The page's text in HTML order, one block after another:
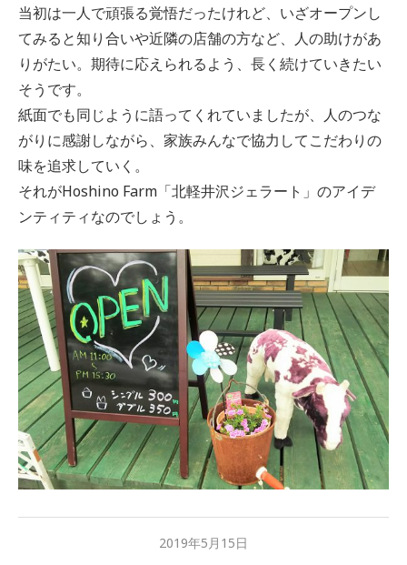
当初は一人で頑張る覚悟だったけれど、いざオープンし
てみると知り合いや近隣の店舗の方など、人の助けがあ
りがたい。期待に応えられるよう、長く続けていきたい
そうです。
紙面でも同じように語ってくれていましたが、人のつな
がりに感謝しながら、家族みんなで協力してこだわりの
味を追求していく。
それがHoshino Farm「北軽井沢ジェラート」のアイデ
ンティティなのでしょう。
2019年5月15日